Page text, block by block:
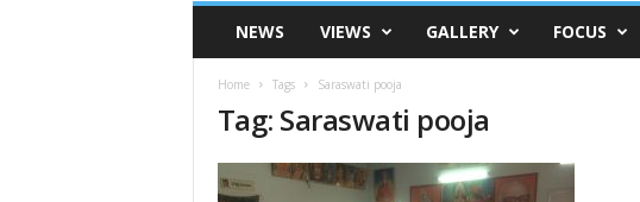
VSK
TelanganaNEWS VIEWS GALLERY FOCUS
Home Tags Saraswati pooja
Tag: Saraswati pooja